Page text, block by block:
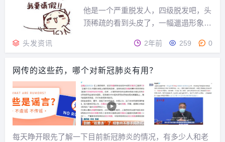
他是一个严重脱发人，四级脱发吧，头
顶稀疏的看到头皮了，一幅邋遢形象。
就大倒苦水：“植一回头发不容易啊，
间来植发，你想，现在的公司请个假容
易吗？”他本想得到医生的安慰，结果
医生批评他了：“这...
头发资讯 2年前 259 0
网传的这些药，哪个对新冠肺炎有用？
每天睁开眼先了解一下目前新冠肺炎的情况，有多少人和老